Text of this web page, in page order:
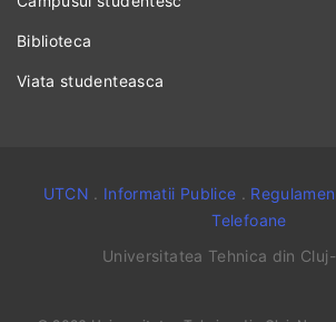
Biblioteca
Viata studenteasca
UTCN . Informatii Publice .
Telefoane
Universitatea Tehnica din